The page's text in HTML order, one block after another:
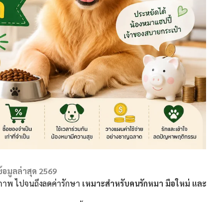
มูลล่าสุด 2569
พ ไปจนถึงลดค่ารักษา เหมาะสำหรับคนรักหมา มือใหม่ และ